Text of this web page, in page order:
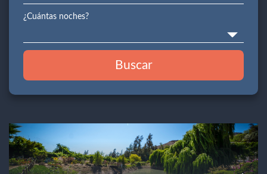
¿Cuántas noches?
Buscar